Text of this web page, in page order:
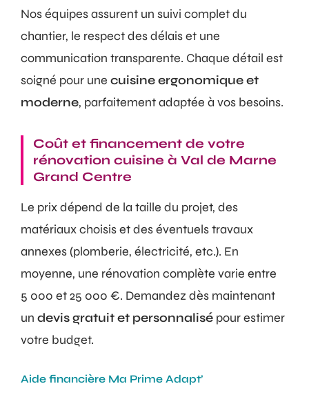
Nos équipes assurent un suivi complet du
chantier, le respect des délais et une
communication transparente. Chaque détail est
soigné pour une cuisine ergonomique et
moderne, parfaitement adaptée à vos besoins.
Coût et financement de votre
rénovation cuisine à Val de Marne
Grand Centre
Le prix dépend de la taille du projet, des
matériaux choisis et des éventuels travaux
annexes (plomberie, électricité, etc.). En
moyenne, une rénovation complète varie entre
5 000 et 25 000 €. Demandez dès maintenant
un devis gratuit et personnalisé pour estimer
votre budget.
Aide financière Ma Prime Adapt’